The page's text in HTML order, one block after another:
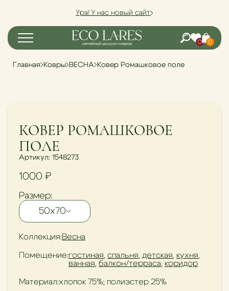
Ура! У нас новый сайт
0 0
Главная Ковры ВЕСНА Ковер Ромашковое поле
КОВЕР РОМАШКОВОЕ
ПОЛЕ
Артикул: 1548273
1000 ₽
Размер:
50х70
Коллекция:Весна
Помещение:гостиная, спальня, детская, кухня,
ванная, балкон/терраса, коридор
Материал:хлопок 75%; полиэстер 25%